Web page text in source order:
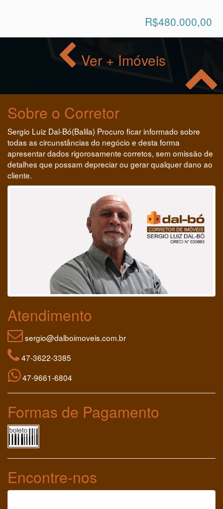
R$480.000,00
Ver + Imóveis
Sobre o Corretor
Sergio Luiz Dal-Bó(Balila) Procuro ficar informado sobre
todas as circunstâncias do negócio e desta forma
apresentar dados rigorosamente corretos, sem omissão de
detalhes que possam depreciar ou gerar qualquer dano ao
cliente.
Atendimento
sergio@dalboimoveis.com.br
47-3622-3385
47-9661-6804
Formas de Pagamento
Encontre-nos